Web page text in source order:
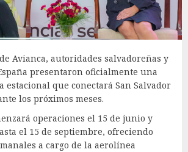
Avianca, autoridades salvadoreñas y
presentaron oficialmente una
estacional que conectará San Salvador
los próximos meses.
operaciones el 15 de junio y
el 15 de septiembre, ofreciendo
a cargo de la aerolínea